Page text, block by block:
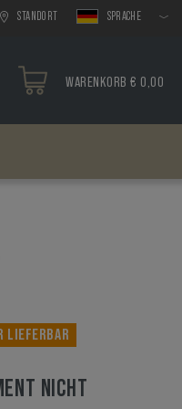
STANDORT SPRACHE
WARENKORB € 0,00
LIEFERBAR
NICHT